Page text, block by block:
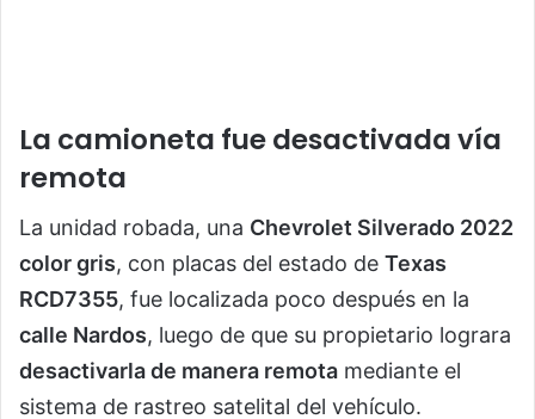
La camioneta fue desactivada vía
remota
La unidad robada, una Chevrolet Silverado 2022
color gris, con placas del estado de Texas
RCD7355, fue localizada poco después en la
calle Nardos, luego de que su propietario lograra
desactivarla de manera remota mediante el
sistema de rastreo satelital del vehículo.